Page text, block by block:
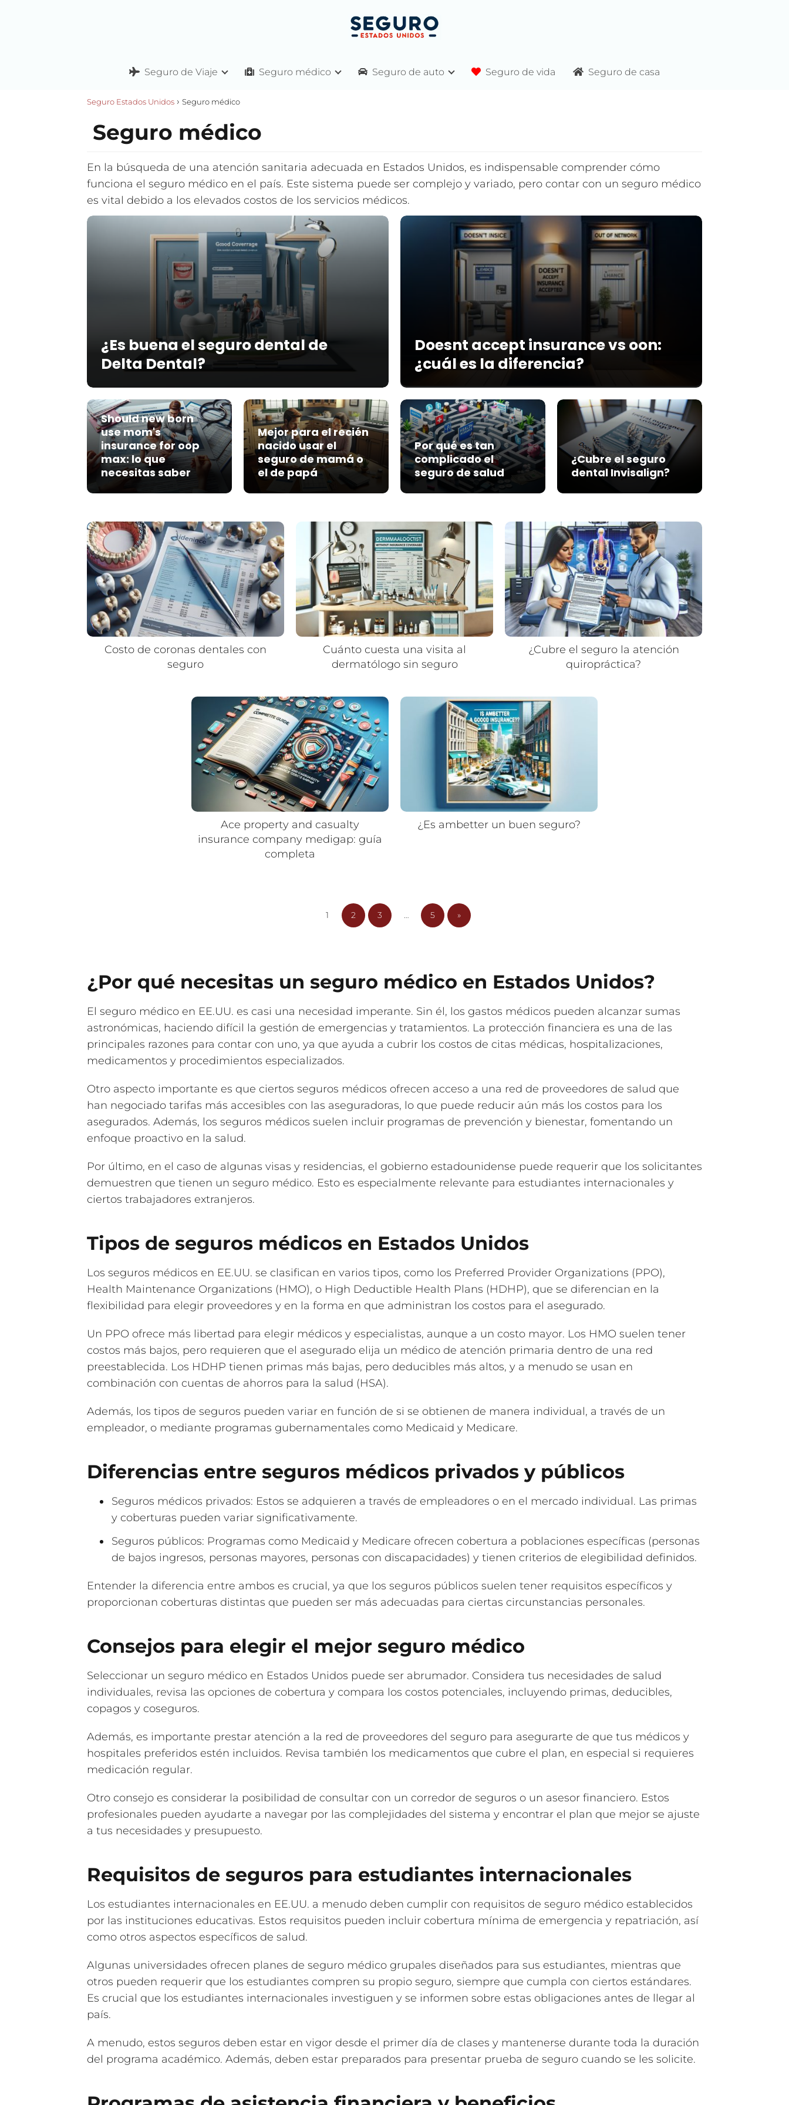
Seguro de Viaje Seguro médico Seguro de auto Seguro de vida Seguro de casa
Seguro Estados Unidos Seguro médico
Seguro médico
En la búsqueda de una atención sanitaria adecuada en Estados Unidos, es indispensable comprender cómo
funciona el seguro médico en el país. Este sistema puede ser complejo y variado, pero contar con un seguro médico
es vital debido a los elevados costos de los servicios médicos.
¿Es buena el seguro dental de
Delta Dental?
Doesnt accept insurance vs oon:
¿cuál es la diferencia?
Should new born
use mom's
insurance for oop
max: lo que
necesitas saber
Mejor para el recién
nacido usar el
seguro de mamá o
el de papá
Por qué es tan
complicado el
seguro de salud
¿Cubre el seguro
dental Invisalign?
Costo de coronas dentales con
seguro
Cuánto cuesta una visita al
dermatólogo sin seguro
¿Cubre el seguro la atención
quiropráctica?
Ace property and casualty
insurance company medigap: guía
completa
¿Es ambetter un buen seguro?
1 2 3 … 5 »
¿Por qué necesitas un seguro médico en Estados Unidos?
El seguro médico en EE.UU. es casi una necesidad imperante. Sin él, los gastos médicos pueden alcanzar sumas
astronómicas, haciendo difícil la gestión de emergencias y tratamientos. La protección financiera es una de las
principales razones para contar con uno, ya que ayuda a cubrir los costos de citas médicas, hospitalizaciones,
medicamentos y procedimientos especializados.
Otro aspecto importante es que ciertos seguros médicos ofrecen acceso a una red de proveedores de salud que
han negociado tarifas más accesibles con las aseguradoras, lo que puede reducir aún más los costos para los
asegurados. Además, los seguros médicos suelen incluir programas de prevención y bienestar, fomentando un
enfoque proactivo en la salud.
Por último, en el caso de algunas visas y residencias, el gobierno estadounidense puede requerir que los solicitantes
demuestren que tienen un seguro médico. Esto es especialmente relevante para estudiantes internacionales y
ciertos trabajadores extranjeros.
Tipos de seguros médicos en Estados Unidos
Los seguros médicos en EE.UU. se clasifican en varios tipos, como los Preferred Provider Organizations (PPO),
Health Maintenance Organizations (HMO), o High Deductible Health Plans (HDHP), que se diferencian en la
flexibilidad para elegir proveedores y en la forma en que administran los costos para el asegurado.
Un PPO ofrece más libertad para elegir médicos y especialistas, aunque a un costo mayor. Los HMO suelen tener
costos más bajos, pero requieren que el asegurado elija un médico de atención primaria dentro de una red
preestablecida. Los HDHP tienen primas más bajas, pero deducibles más altos, y a menudo se usan en
combinación con cuentas de ahorros para la salud (HSA).
Además, los tipos de seguros pueden variar en función de si se obtienen de manera individual, a través de un
empleador, o mediante programas gubernamentales como Medicaid y Medicare.
Diferencias entre seguros médicos privados y públicos
Seguros médicos privados: Estos se adquieren a través de empleadores o en el mercado individual. Las primas
y coberturas pueden variar significativamente.
Seguros públicos: Programas como Medicaid y Medicare ofrecen cobertura a poblaciones específicas (personas
de bajos ingresos, personas mayores, personas con discapacidades) y tienen criterios de elegibilidad definidos.
Entender la diferencia entre ambos es crucial, ya que los seguros públicos suelen tener requisitos específicos y
proporcionan coberturas distintas que pueden ser más adecuadas para ciertas circunstancias personales.
Consejos para elegir el mejor seguro médico
Seleccionar un seguro médico en Estados Unidos puede ser abrumador. Considera tus necesidades de salud
individuales, revisa las opciones de cobertura y compara los costos potenciales, incluyendo primas, deducibles,
copagos y coseguros.
Además, es importante prestar atención a la red de proveedores del seguro para asegurarte de que tus médicos y
hospitales preferidos estén incluidos. Revisa también los medicamentos que cubre el plan, en especial si requieres
medicación regular.
Otro consejo es considerar la posibilidad de consultar con un corredor de seguros o un asesor financiero. Estos
profesionales pueden ayudarte a navegar por las complejidades del sistema y encontrar el plan que mejor se ajuste
a tus necesidades y presupuesto.
Requisitos de seguros para estudiantes internacionales
Los estudiantes internacionales en EE.UU. a menudo deben cumplir con requisitos de seguro médico establecidos
por las instituciones educativas. Estos requisitos pueden incluir cobertura mínima de emergencia y repatriación, así
como otros aspectos específicos de salud.
Algunas universidades ofrecen planes de seguro médico grupales diseñados para sus estudiantes, mientras que
otros pueden requerir que los estudiantes compren su propio seguro, siempre que cumpla con ciertos estándares.
Es crucial que los estudiantes internacionales investiguen y se informen sobre estas obligaciones antes de llegar al
país.
A menudo, estos seguros deben estar en vigor desde el primer día de clases y mantenerse durante toda la duración
del programa académico. Además, deben estar preparados para presentar prueba de seguro cuando se les solicite.